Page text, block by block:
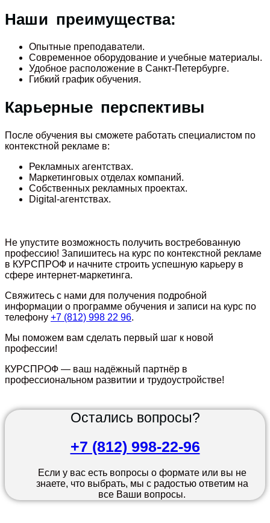
Наши преимущества:
Опытные преподаватели.
Современное оборудование и учебные материалы.
Удобное расположение в Санкт-Петербурге.
Гибкий график обучения.
Карьерные перспективы
После обучения вы сможете работать специалистом по
контекстной рекламе в:
Рекламных агентствах.
Маркетинговых отделах компаний.
Собственных рекламных проектах.
Digital-агентствах.
Не упустите возможность получить востребованную
профессию! Запишитесь на курс по контекстной рекламе
в КУРСПРОФ и начните строить успешную карьеру в
сфере интернет-маркетинга.
Свяжитесь с нами для получения подробной
информации о программе обучения и записи на курс по
телефону +7 (812) 998 22 96.
Мы поможем вам сделать первый шаг к новой
профессии!
КУРСПРОФ — ваш надёжный партнёр в
профессиональном развитии и трудоустройстве!
Остались вопросы?
+7 (812) 998-22-96
Если у вас есть вопросы о формате или вы не
знаете, что выбрать, мы с радостью ответим на
все Ваши вопросы.